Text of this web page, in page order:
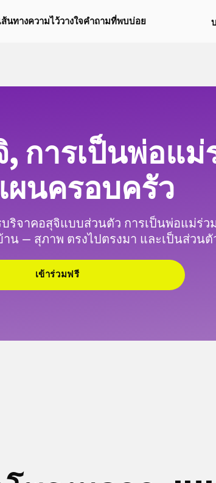
ส้นทางความไว้วางใจคำถามที่พบบ่อย
การเป็นพ่อแม่
ผนครอบครัว
ริจาคอสุจิแบบส่วนตัว การเป็นพ่อแม่ร่ว
น — สุภาพ ตรงไปตรงมา และเป็นส่วนตั
เข้าร่วมฟรี